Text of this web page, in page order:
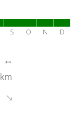
S O N D
km